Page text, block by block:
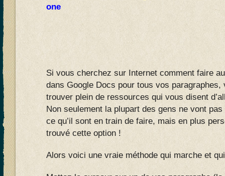
one
Si vous cherchez sur Internet comment faire
dans Google Docs pour tous vos paragraphes,
trouver plein de ressources qui vous disent
Non seulement la plupart des gens ne vont
ce qu’il sont en train de faire, mais en plus
trouvé cette option !
Alors voici une vraie méthode qui marche et